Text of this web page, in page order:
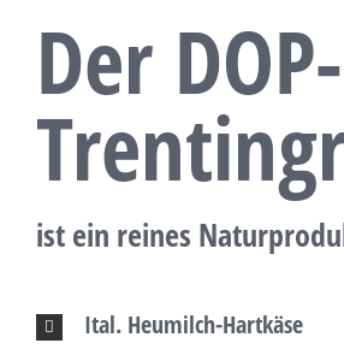
Der
ist ein reines
Ital. Heumilch-Hartkäse